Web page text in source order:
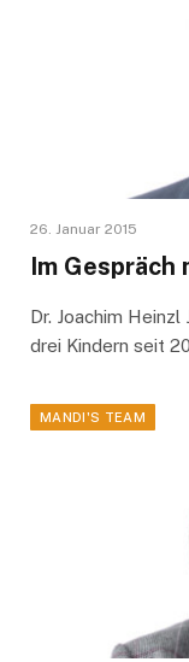
26. Januar 2015
Im Gespräch
Dr. Joachim Heinzl
drei Kindern seit
MANDI'S TEAM